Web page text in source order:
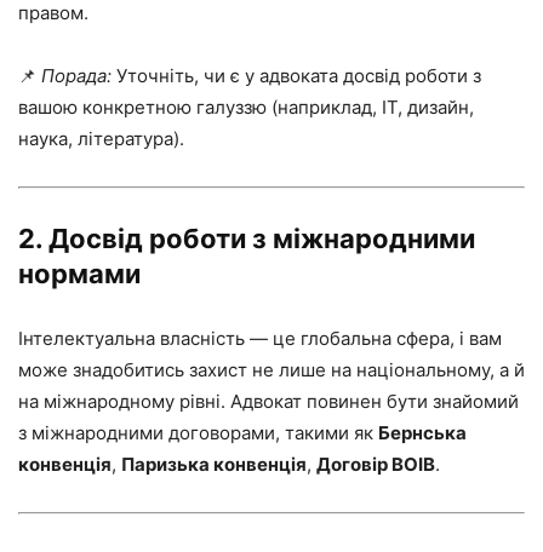
правом.
📌 Порада: Уточніть, чи є у адвоката досвід роботи з
вашою конкретною галуззю (наприклад, IT, дизайн,
наука, література).
2. Досвід роботи з міжнародними
нормами
Інтелектуальна власність — це глобальна сфера, і вам
може знадобитись захист не лише на національному, а й
на міжнародному рівні. Адвокат повинен бути знайомий
з міжнародними договорами, такими як Бернська
конвенція, Паризька конвенція, Договір ВОІВ.